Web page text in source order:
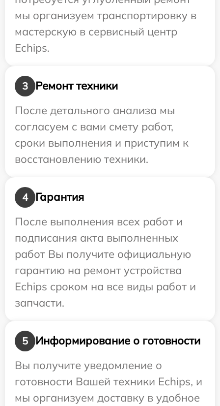
мы организуем транспортировку в
мастерскую в сервисный центр
Echips.
3
Ремонт техники
После детального анализа мы
согласуем с вами смету работ,
сроки выполнения и приступим к
восстановлению техники.
4
Гарантия
После выполнения всех работ и
подписания акта выполненных
работ Вы получите официальную
гарантию на ремонт устройства
Echips сроком на все виды работ и
запчасти.
5
Информирование о готовности
Вы получите уведомление о
готовности Вашей техники Echips, и
мы организуем доставку в удобное